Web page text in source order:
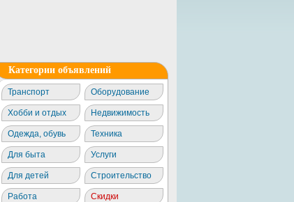
Категории объявлений
Транспорт Оборудование
Хобби и отдых Недвижимость
Одежда, обувь Техника
Для быта Услуги
Для детей Строительство
Работа Скидки